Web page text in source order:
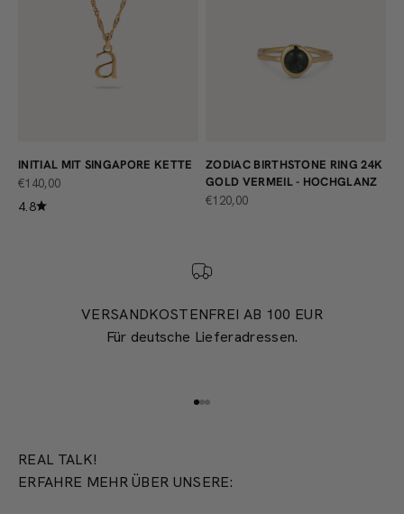
INITIAL MIT SINGAPORE KETTE
ANGEBOT
€140,00
4.8
ZODIAC BIRTHSTONE RING 24K
GOLD VERMEIL - HOCHGLANZ
ANGEBOT
€120,00
VERSANDKOSTENFREI AB 100 EUR
Für deutsche Lieferadressen.
REAL TALK!
ERFAHRE MEHR ÜBER UNSERE: